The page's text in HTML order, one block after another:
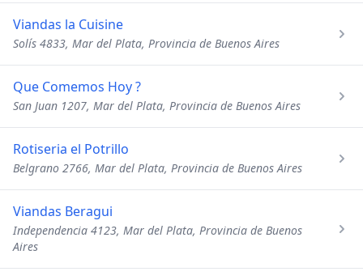
Viandas la Cuisine
Solís 4833, Mar del Plata, Provincia de Buenos Aires
Que Comemos Hoy ?
San Juan 1207, Mar del Plata, Provincia de Buenos Aires
Rotiseria el Potrillo
Belgrano 2766, Mar del Plata, Provincia de Buenos Aires
Viandas Beragui
Independencia 4123, Mar del Plata, Provincia de Buenos
Aires